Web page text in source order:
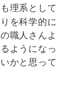
理系として
を科学的に
職人さんよ
ようになっ
かと思って